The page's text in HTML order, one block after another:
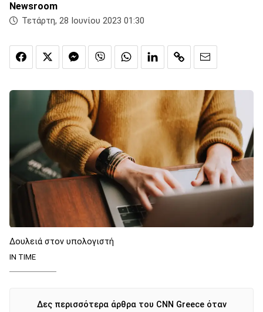
Newsroom
Τετάρτη, 28 Ιουνίου 2023 01:30
Δουλειά στον υπολογιστή
IN TIME
Δες περισσότερα άρθρα του CNN Greece όταν